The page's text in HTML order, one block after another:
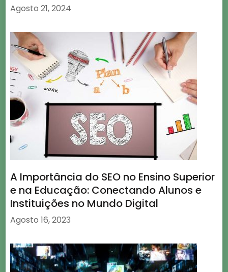
Agosto 21, 2024
A Importância do SEO no Ensino Superior
e na Educação: Conectando Alunos e
Instituições no Mundo Digital
Agosto 16, 2023